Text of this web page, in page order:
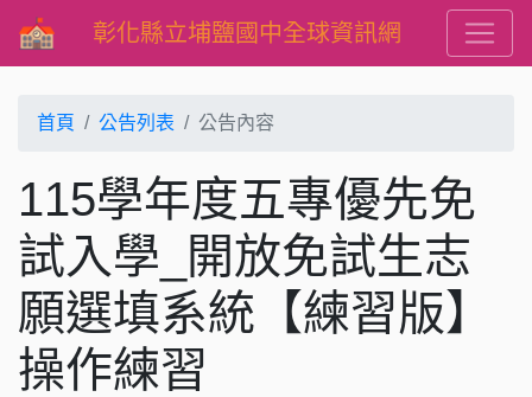
彰化縣立埔鹽國中全球資訊網
首頁 公告列表 公告內容
115學年度五專優先免
試入學_開放免試生志
願選填系統【練習版】
操作練習